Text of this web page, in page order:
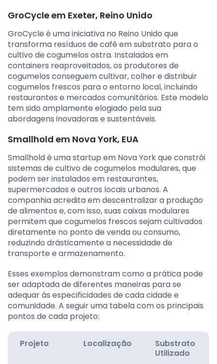
GroCycle em Exeter, Reino Unido
GroCycle é uma iniciativa no Reino Unido que
transforma resíduos de café em substrato para o
cultivo de cogumelos ostra. Instalados em
containers reaproveitados, os produtores de
cogumelos conseguem cultivar, colher e distribuir
cogumelos frescos para o entorno local, incluindo
restaurantes e mercados comunitários. Este modelo
tem sido amplamente elogiado pela sua
abordagens inovadoras e sustentáveis.
Smallhold em Nova York, EUA
Smallhold é uma startup em Nova York que constrói
sistemas de cultivo de cogumelos modulares, que
podem ser instalados em restaurantes,
supermercados e outros locais urbanos. A
companhia acredita em descentralizar a produção
de alimentos e, com isso, suas caixas modulares
permitem que cogumelos frescos sejam cultivados
diretamente no ponto de venda ou consumo,
reduzindo drásticamente a necessidade de
transporte e armazenamento.
Esses exemplos demonstram como a prática pode
ser adaptada de diferentes maneiras para se
adequar às especificidades de cada cidade e
comunidade. A seguir uma tabela com os principais
pontos de cada projeto:
Projeto Localização
Substrato
Utilizado